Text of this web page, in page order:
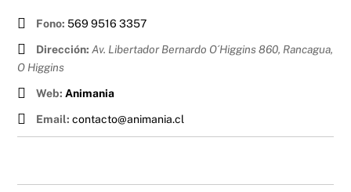
Fono: 569 9516 3357
Dirección: Av. Libertador Bernardo O´Higgins 860, Rancagua,
O Higgins
Web: Animania
Email: contacto@animania.cl